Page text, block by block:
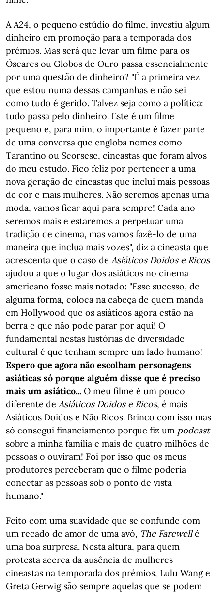
A A24, o pequeno estúdio do filme, investiu algum
dinheiro em promoção para a temporada dos
prémios. Mas será que levar um filme para os
Óscares ou Globos de Ouro passa essencialmente
por uma questão de dinheiro? "É a primeira vez
que estou numa dessas campanhas e não sei
como tudo é gerido. Talvez seja como a política:
tudo passa pelo dinheiro. Este é um filme
pequeno e, para mim, o importante é fazer parte
de uma conversa que engloba nomes como
Tarantino ou Scorsese, cineastas que foram alvos
do meu estudo. Fico feliz por pertencer a uma
nova geração de cineastas que inclui mais pessoas
de cor e mais mulheres. Não seremos apenas uma
moda, vamos ficar aqui para sempre! Cada ano
seremos mais e estaremos a perpetuar uma
tradição de cinema, mas vamos fazê-lo de uma
maneira que inclua mais vozes", diz a cineasta que
acrescenta que o caso de Asiáticos Doidos e Ricos
ajudou a que o lugar dos asiáticos no cinema
americano fosse mais notado: "Esse sucesso, de
alguma forma, coloca na cabeça de quem manda
em Hollywood que os asiáticos agora estão na
berra e que não pode parar por aqui! O
fundamental nestas histórias de diversidade
cultural é que tenham sempre um lado humano!
Espero que agora não escolham personagens
asiáticas só porque alguém disse que é preciso
mais um asiático... O meu filme é um pouco
diferente de Asiáticos Doidos e Ricos, é mais
Asiáticos Doidos e Não Ricos. Brinco com isso mas
só consegui financiamento porque fiz um podcast
sobre a minha família e mais de quatro milhões de
pessoas o ouviram! Foi por isso que os meus
produtores perceberam que o filme poderia
conectar as pessoas sob o ponto de vista
humano."
Feito com uma suavidade que se confunde com
um recado de amor de uma avó, The Farewellé
uma boa surpresa. Nesta altura, para quem
protesta acerca da ausência de mulheres
cineastas na temporada dos prémios, Lulu Wang e
Greta Gerwig são sempre aquelas que se podem